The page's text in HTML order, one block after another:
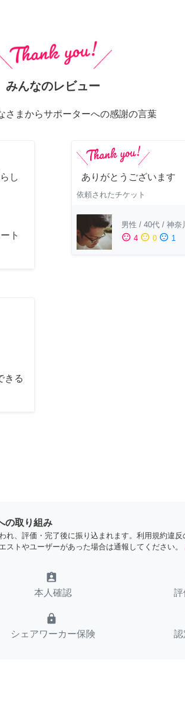
みんなのレビュー
さまからサポーターへの感謝の言葉
し
ト
ありがとうございます
依頼されたチケット
男性 / 40代 / 神奈
sentiment_satisfied 4 sentiment_neutral 0 sentiment_dissatisfied 1
きる
の取り組み
れ、評価・完了後に振り込まれます。利用規約違反
ストやユーザーがあった場合は通報してください。
assignment_ind
本人確認
lock
シェアワーカー保険